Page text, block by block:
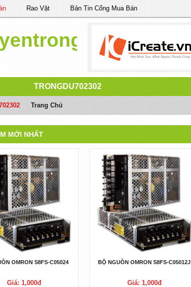
Rao Vặt Bản Tin Cổng Mua Bán
TRONGDU702302
Trang Chủ
MỚI NHẤT
OMRON S8FS-C05024
Giá: 1,000đ
BỘ NGUỒN OMRON S8FS-C05012J
Giá: 1,000đ